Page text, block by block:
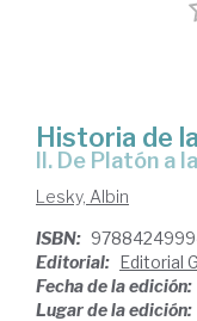
Historia de
II. De Platón a
Lesky, Albin
ISBN:
Editorial: Editorial
Fecha de la edición:
Lugar de la edición: